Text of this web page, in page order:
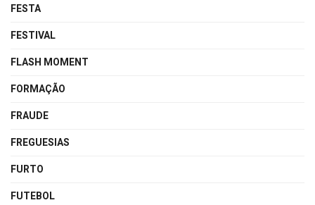
FESTA
FESTIVAL
FLASH MOMENT
FORMAÇÃO
FRAUDE
FREGUESIAS
FURTO
FUTEBOL